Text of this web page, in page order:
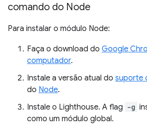
comando do Node
Para instalar o módulo Node:
Faça o download do Google
computador.
Instale a versão atual do suporte
do Node.
Instale o Lighthouse. A flag -g
como um módulo global.